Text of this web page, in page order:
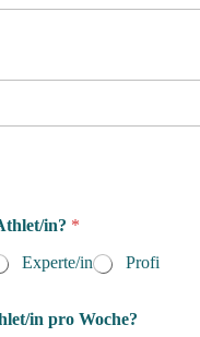
in? *
Experte/in Profi
in pro Woche?